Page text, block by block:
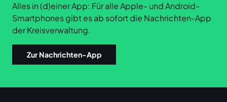
Alles in (d)einer App: Für alle Apple- und Android-
Smartphones gibt es ab sofort die Nachrichten-App
der Kreisverwaltung.
Zur Nachrichten-App